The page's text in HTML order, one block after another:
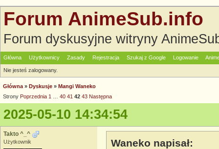
Forum AnimeSub.info
Forum dyskusyjne witryny
Główna Użytkownicy Zasady Rejestracja Szukaj z Google Logowanie
Nie jesteś zalogowany.
Główna » Dyskusje » Mangi Waneko
Strony Poprzednia 1 40 41 42 43 Następna
2025-05-10 14:34:54
Takto ^_^
Użytkownik Waneko napisał: